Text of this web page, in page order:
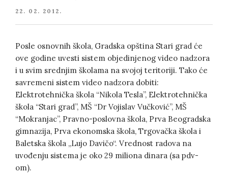
POSTED
22. 02. 2012.
Posle osnovnih škola, Gradska opština Stari grad će
ove godine uvesti sistem objedinjenog video nadzora
i u svim srednjim školama na svojoj teritoriji. Tako će
savremeni sistem video nadzora dobiti:
Elektrotehnička škola “Nikola Tesla”, Elektrotehnička
škola “Stari grad”, MŠ “Dr Vojislav Vučković”, MŠ
“Mokranjac”, Pravno-poslovna škola, Prva Beogradska
gimnazija, Prva ekonomska škola, Trgovačka škola i
Baletska škola „Lujo Davičo“. Vrednost radova na
uvođenju sistema je oko 29 miliona dinara (sa pdv-
om).